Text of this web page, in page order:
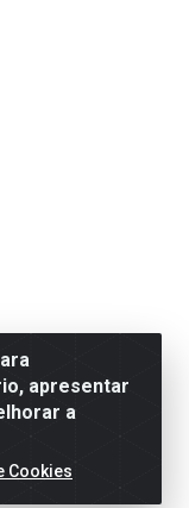
apresentar
a
Cookies